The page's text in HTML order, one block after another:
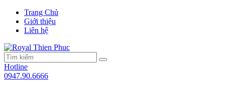
Trang Chủ
Giới thiệu
Liên hệ
Hotline
0947.90.6666